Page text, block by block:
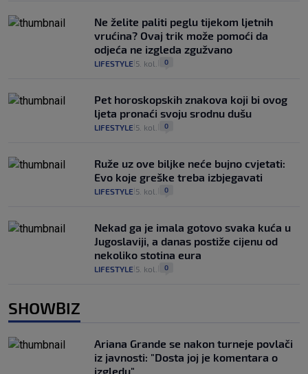
Ne želite paliti peglu tijekom ljetnih
vrućina? Ovaj trik može pomoći da
odjeća ne izgleda zgužvano
LIFESTYLE 5. kol. 0
Pet horoskopskih znakova koji bi ovog
ljeta pronaći svoju srodnu dušu
LIFESTYLE 5. kol. 0
Ruže uz ove biljke neće bujno cvjetati:
Evo koje greške treba izbjegavati
LIFESTYLE 5. kol. 0
Nekad ga je imala gotovo svaka kuća u
Jugoslaviji, a danas postiže cijenu od
nekoliko stotina eura
LIFESTYLE 5. kol. 0
SHOWBIZ
Ariana Grande se nakon turneje povlači
iz javnosti: "Dosta joj je komentara o
izgledu"